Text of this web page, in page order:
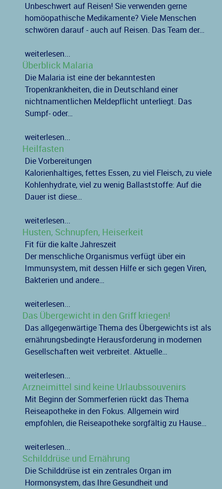
Unbeschwert auf Reisen! Sie verwenden gerne
homöopathische Medikamente? Viele Menschen
schwören darauf - auch auf Reisen. Das Team der…
weiterlesen...
Überblick Malaria
Die Malaria ist eine der bekanntesten
Tropenkrankheiten, die in Deutschland einer
nichtnamentlichen Meldepflicht unterliegt. Das
Sumpf- oder…
weiterlesen...
Heilfasten
Die Vorbereitungen
Kalorienhaltiges, fettes Essen, zu viel Fleisch, zu viele
Kohlenhydrate, viel zu wenig Ballaststoffe: Auf die
Dauer ist diese…
weiterlesen...
Husten, Schnupfen, Heiserkeit
Fit für die kalte Jahreszeit
Der menschliche Organismus verfügt über ein
Immunsystem, mit dessen Hilfe er sich gegen Viren,
Bakterien und andere…
weiterlesen...
Das Übergewicht in den Griff kriegen!
Das allgegenwärtige Thema des Übergewichts ist als
ernährungsbedingte Herausforderung in modernen
Gesellschaften weit verbreitet. Aktuelle…
weiterlesen...
Arzneimittel sind keine Urlaubssouvenirs
Mit Beginn der Sommerferien rückt das Thema
Reiseapotheke in den Fokus. Allgemein wird
empfohlen, die Reiseapotheke sorgfältig zu Hause…
weiterlesen...
Schilddrüse und Ernährung
Die Schilddrüse ist ein zentrales Organ im
Hormonsystem, das Ihre Gesundheit und